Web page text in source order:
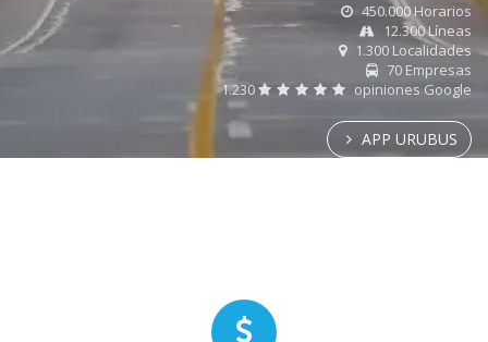
450.000 Horarios
12.300 Líneas
1.300 Localidades
70 Empresas
1.230
opiniones Google
APP URUBUS